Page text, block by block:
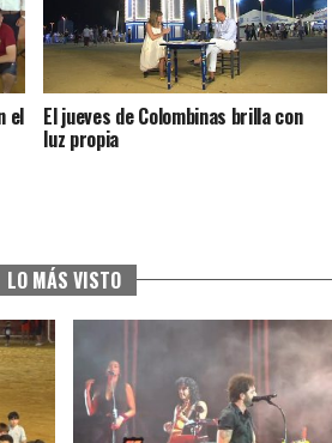
el El jueves de Colombinas brilla con
luz propia
LO MÁS VISTO